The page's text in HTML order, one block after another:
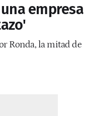
una empresa
Ronda, la mitad de